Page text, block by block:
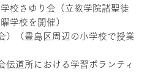
校さゆり会（立教学院諸聖徒
学校を開催）
）（豊島区周辺の小学校で授業
伝道所における学習ボランティ